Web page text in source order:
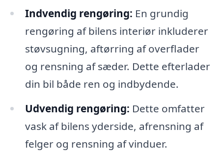
Indvendig rengøring: En grundig
rengøring af bilens interiør inkluderer
støvsugning, aftørring af overflader
og rensning af sæder. Dette efterlader
din bil både ren og indbydende.
Udvendig rengøring: Dette omfatter
vask af bilens yderside, afrensning af
felger og rensning af vinduer.